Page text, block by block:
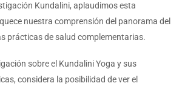
Kundalini, aplaudimos esta
nuestra comprensión del panorama del
prácticas de salud complementarias.
sobre el Kundalini Yoga y sus
considera la posibilidad de ver el